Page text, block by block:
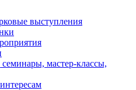
выступления
мастер-классы,